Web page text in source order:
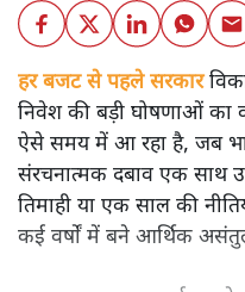
हर बजट से पहले सरकार
निवेश की बड़ी घोषणाओं का
ऐसे समय में आ रहा है, जब
संरचनात्मक दबाव एक साथ
तिमाही या एक साल की
कई वर्षों में बने आर्थिक